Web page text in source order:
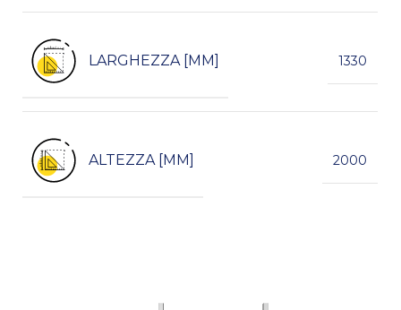
LARGHEZZA [MM] 1330
ALTEZZA [MM] 2000